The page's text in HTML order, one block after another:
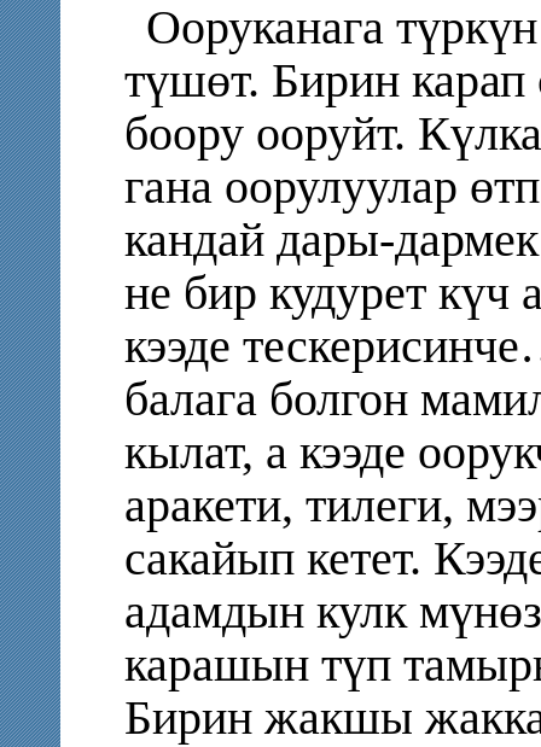
Ооруканага
түшөт. Бирин карап
боору ооруйт.
гана оорулуулар
кандай дары-
не бир кудурет күч
кээде
балага болгон
кылат, а кээде
аракети, тилеги,
сакайып кетет.
адамдын кулк
карашын түп
Бирин жакшы